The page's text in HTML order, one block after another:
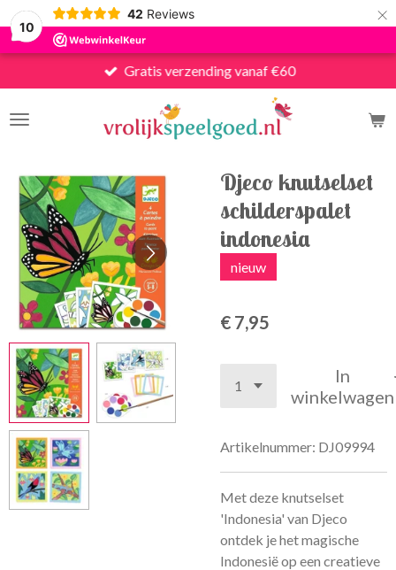
10
42 Reviews ×
Gratis verzending vanaf €60
Djeco knutselset
schilderspalet
indonesia
nieuw
€ 7,95
In
winkelwagen
Artikelnummer: DJ09994
Met deze knutselset
'Indonesia' van Djeco
ontdek je het magische
Indonesië op een creatieve